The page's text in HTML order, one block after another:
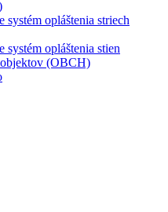
systém opláštenia striech
systém opláštenia stien
(OBCH)